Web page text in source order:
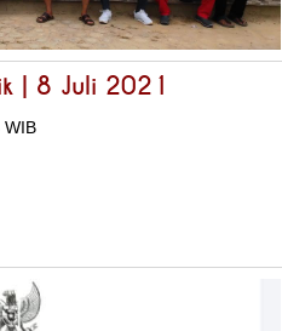
| 8 Juli 2021
WIB